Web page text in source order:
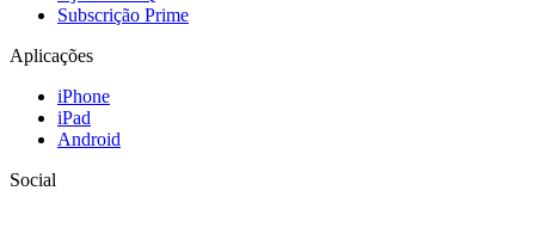
Subscrição Prime
Aplicações
iPhone
iPad
Android
Social